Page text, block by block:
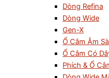
Dòng Refina
Dòng Wide
Gen-X
Ổ Cắm Âm
Ổ Cắm Có
Phích & Ổ